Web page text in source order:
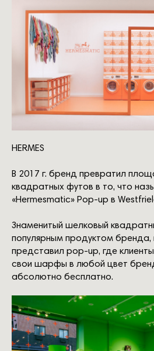
HERMES
В 2017 г. бренд превратил
квадратных футов в то, что
«Hermesmatic» Pop-up в
Знаменитый шелковый
популярным продуктом бренда,
представил рор-uр, где
свои шарфы в любой цвет
абсолютно бесплатно.